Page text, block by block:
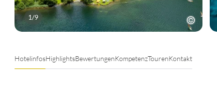
1/9
HotelinfosHighlightsBewertungenKompetenzTourenKontakt